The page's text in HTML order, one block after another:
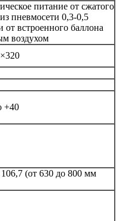
питание от сжатого
пневмосети 0,3-0,5
встроенного баллона
воздухом
+40
(от 630 до 800 мм